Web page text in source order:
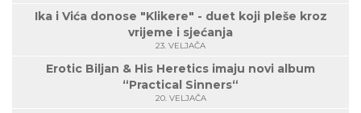
Ika i Vića donose "Klikere" - duet koji pleše kroz
vrijeme i sjećanja
23. VELJAČA
Erotic Biljan & His Heretics imaju novi album
“Practical Sinners“
20. VELJAČA